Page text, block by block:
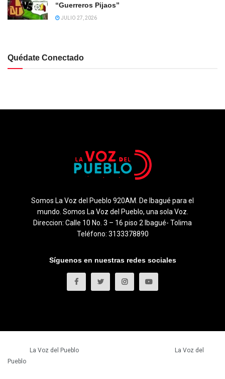
“Guerreros Pijaos”
JULIO 27, 2026
Quédate Conectado
Somos La Voz del Pueblo 920AM. De Ibagué para el
mundo. Somos La Voz del Pueblo, una sola Voz.
Direccion: Calle 10 No. 3 – 16 piso 2 Ibagué- Tolima
Teléfono: 3133378890
Síguenos en nuestras redes sociales
La Voz del Pueblo
La Voz del
Pueblo